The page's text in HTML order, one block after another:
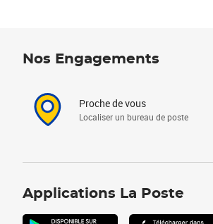
Nos Engagements
Proche de vous
Localiser un bureau de poste
Applications La Poste